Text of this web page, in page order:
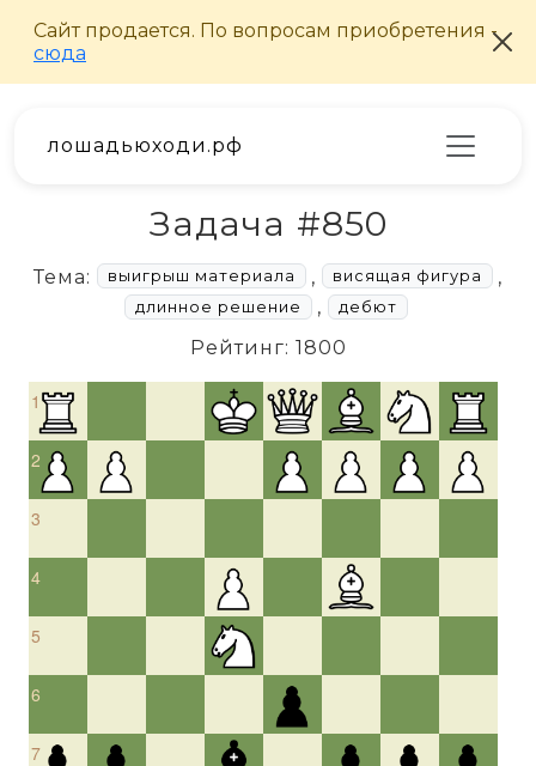
лошадьюходи.рф
Задача #850
Тема: выигрыш материала , висящая фигура ,
длинное решение , дебют
Рейтинг: 1800
1
2
3
4
5
6
7